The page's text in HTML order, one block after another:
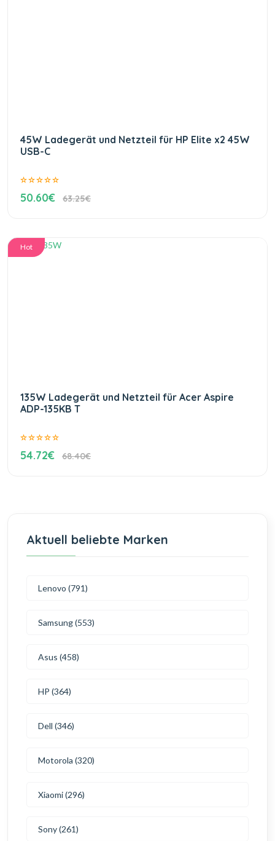
45W Ladegerät und Netzteil für HP Elite x2 45W
USB-C
50.60€ 63.25€
Hot
135W Ladegerät und Netzteil für Acer Aspire
ADP-135KB T
54.72€ 68.40€
Aktuell beliebte Marken
Lenovo (791)
Samsung (553)
Asus (458)
HP (364)
Dell (346)
Motorola (320)
Xiaomi (296)
Sony (261)